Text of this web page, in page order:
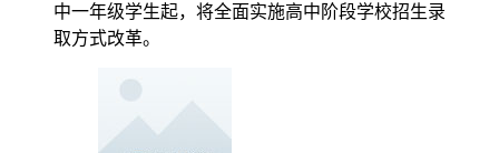
中一年级学生起，将全面实施高中阶段学校招生录
取方式改革。